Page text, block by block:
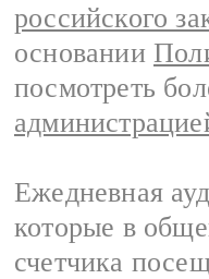
российского
основании
посмотреть
Ежедневная
которые в
счетчика